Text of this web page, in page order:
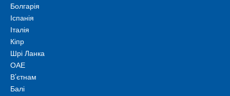
Болгарія
Іспанія
Італія
Кіпр
Шрі Ланка
ОАЕ
В’єтнам
Балі